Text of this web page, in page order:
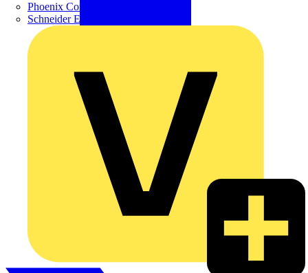
Phoenix Contact
Schneider Electric